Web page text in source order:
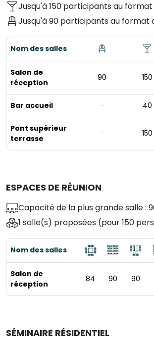
d'entreprise dès maintenant et
unique sur la Seine !
Jusqu'à 150 participants au
Jusqu'à 90 participants au format
Nom des salles
Salon de
réception
90 150
Bar accueil - 40
Pont supérieur
terrasse
- 150
ESPACES DE RÉUNION
Capacité de la plus grande salle :
1 salle(s) proposées (pour 150
Nom des salles
Salon de
réception
84 90 90
SÉMINAIRE RÉSIDENTIEL